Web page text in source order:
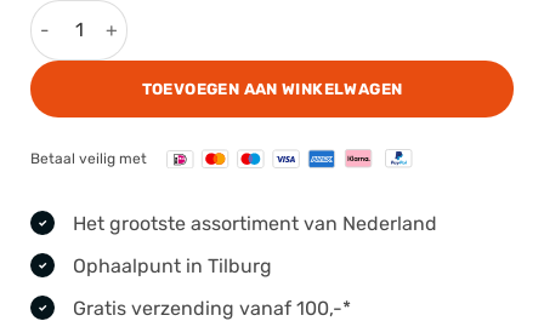
Sordin Supreme Pro X LED Textile Gehoorbeschermer
TOEVOEGEN AAN WINKELWAGEN
Betaal veilig met
Het grootste assortiment van Nederland
Ophaalpunt in Tilburg
Gratis verzending vanaf 100,-*